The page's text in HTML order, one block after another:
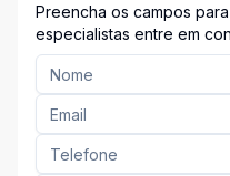
Preencha os campos
especialistas entre em